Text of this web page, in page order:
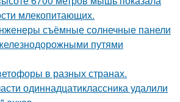
млекопитающих.
съёмные солнечные панели
путями
в разных странах.
одиннадцатиклассника удалили